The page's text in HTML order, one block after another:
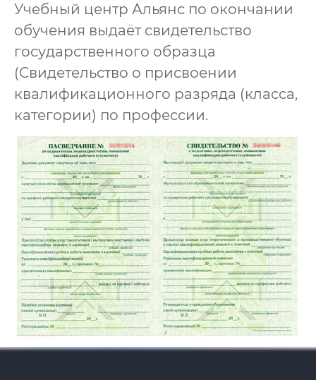
Учебный центр Альянс по окончании
обучения выдаёт свидетельство
государственного образца
(Свидетельство о присвоении
квалификационного разряда (класса,
категории) по профессии.